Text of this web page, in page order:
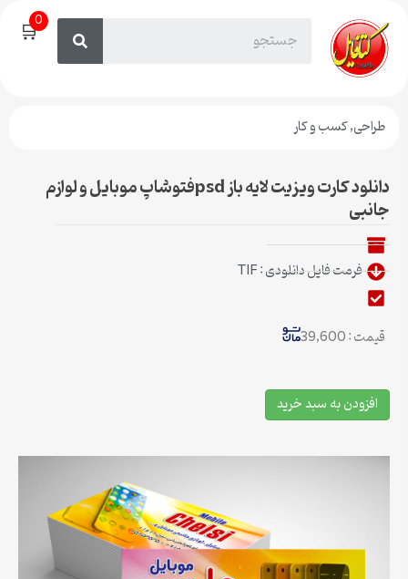
🛒0
طراحی,کسب و کار
دانلود کارت ویزیت لایه باز psdفتوشاپ موبایل و لوازم
جانبی
فرمت فایل دانلودی : TIF
قیمت : 39,600
افزودن به سبد خرید